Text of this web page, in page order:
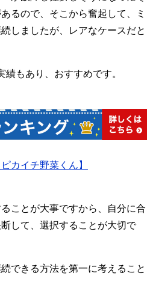
るので、そこから奮起して、ミ
しましたが、レアなケースだと
績もあり、おすすめです。
カイチ野菜くん】
ことが大事ですから、自分に合
して、選択することが大切で
できる方法を第一に考えること